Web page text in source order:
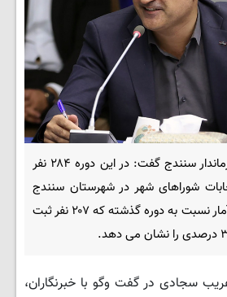
سرویس کردستان - فرماندار سنندج گفت: در این دوره ۲۸۴ نفر
شوراهای شهر در شهرستان سنندج
ثبت نام کردند که این آمار نسبت به دوره گذشته که ۲۰۷ نفر ثبت
سجادی در گفت وگو با خبرنگاران،